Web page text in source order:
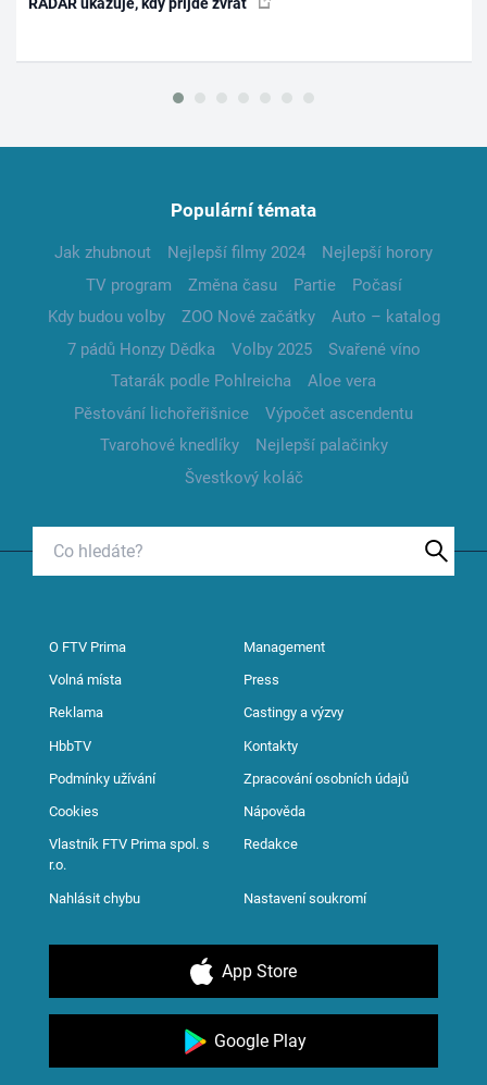
Populární témata
Jak zhubnout Nejlepší filmy 2024
Nejlepší horory
TV program
Změna času Partie
Počasí
Kdy budou volby
ZOO Nové začátky
Auto – katalog
7 pádů Honzy Dědka
Volby 2025
Svařené víno
Tatarák podle Pohlreicha
Aloe vera
Pěstování lichořeřišnice
Výpočet ascendentu
Tvarohové knedlíky
Nejlepší palačinky
Švestkový koláč
O FTV Prima Management
Volná místa Press
Reklama Castingy a výzvy
HbbTV Kontakty
Podmínky užívání Zpracování osobních údajů
Cookies Nápověda
Vlastník FTV Prima spol. s
r.o.
Redakce
Nahlásit chybu Nastavení soukromí
App Store
Google Play